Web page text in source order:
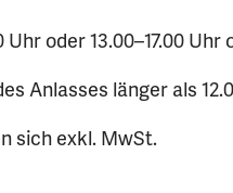
Uhr oder 13.00–17.00 Uhr
Anlasses länger als
sich exkl. MwSt.